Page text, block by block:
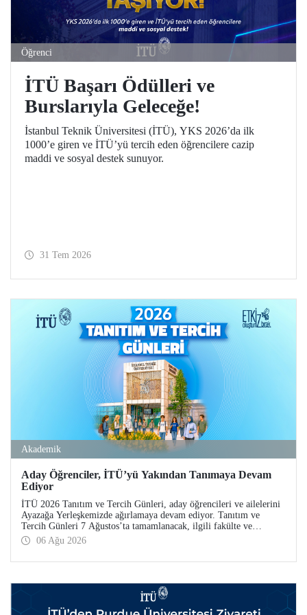
Öğrenci
İTÜ Başarı Ödülleri ve
Burslarıyla Geleceğe!
İstanbul Teknik Üniversitesi (İTÜ), YKS 2026’da ilk
1000’e giren ve İTÜ’yü tercih eden öğrencilere cazip
maddi ve sosyal destek sunuyor.
31 Tem 2026
Akademik
Aday Öğrenciler, İTÜ’yü Yakından Tanımaya Devam
Ediyor
İTÜ 2026 Tanıtım ve Tercih Günleri, aday öğrencileri ve ailelerini
Ayazağa Yerleşkemizde ağırlamaya devam ediyor. Tanıtım ve
Tercih Günleri 7 Ağustos’ta tamamlanacak, ilgili fakülte ve
birimler adaylara bilgi vermeye devam edecek.
06 Ağu 2026